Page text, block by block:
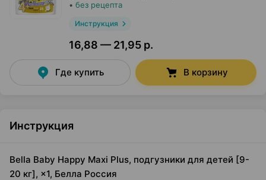
• без рецепта
Инструкция
16,88 — 21,95 р.
Где купить В корзину
Инструкция
Bella Baby Happy Maxi Plus, подгузники для детей [9-
20 кг], ×1, Белла Россия